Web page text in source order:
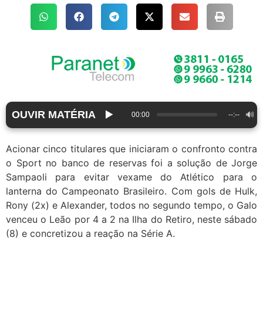
OUVIR MATÉRIA ▶️ 00:00 --:-- 🔊
Acionar cinco titulares que iniciaram o confronto contra
o Sport no banco de reservas foi a solução de Jorge
Sampaoli para evitar vexame do Atlético para o
lanterna do Campeonato Brasileiro. Com gols de Hulk,
Rony (2x) e Alexander, todos no segundo tempo, o Galo
venceu o Leão por 4 a 2 na Ilha do Retiro, neste sábado
(8) e concretizou a reação na Série A.